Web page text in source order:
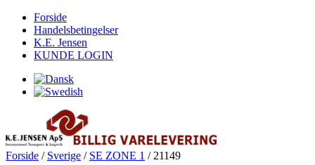
Forside
Handelsbetingelser
K.E. Jensen
KUNDE LOGIN
Forside / Sverige / SE ZONE 1 / 21149